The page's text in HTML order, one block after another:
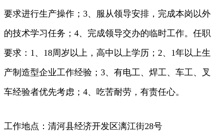
要求进行生产操作；3、服从领导安排，完成本岗以外
的技术学习任务；4、完成领导交办的临时工作。任职
要求：1、18周岁以上，高中以上学历；2、1年以上生
产制造型企业工作经验；3、有电工、焊工、车工、叉
车经验者优先考虑；4、吃苦耐劳，有责任心。
工作地点：清河县经济开发区漓江街28号